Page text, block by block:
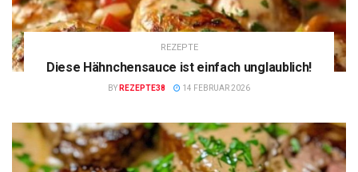
REZEPTE
Diese Hähnchensauce ist einfach unglaublich!
BY REZEPTE38 14 FEBRUAR 2026